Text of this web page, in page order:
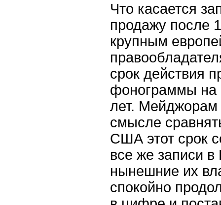
Что касается
продажу после
крупным
срок действия
фонограммы на
лет. Мейджорам
смысле
США этот срок
все же записи
нынешние их
спокойно